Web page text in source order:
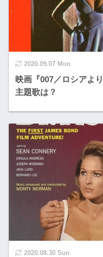
2020.09.07 Mon
映画『007／ロシアよ
主題歌は？
2020.08.30 Sun